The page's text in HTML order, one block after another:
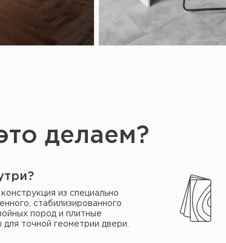
делаем?
из специально
стабилизированного
пород и плитные
для точной геометрии двери.